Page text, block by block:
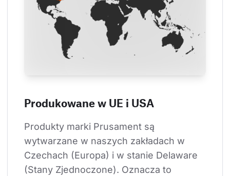
Produkowane w UE i USA
Produkty marki Prusament są
wytwarzane w naszych zakładach w
Czechach (Europa) i w stanie Delaware
(Stany Zjednoczone). Oznacza to